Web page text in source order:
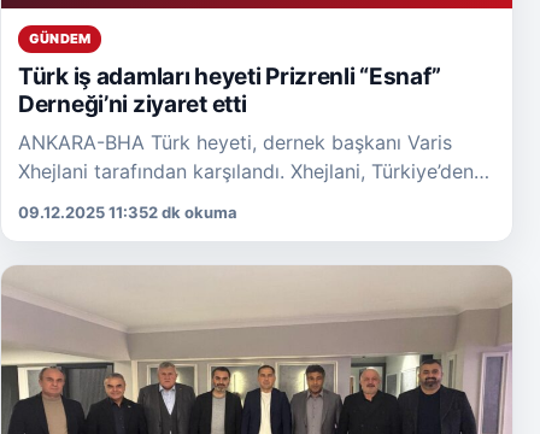
GÜNDEM
Türk iş adamları heyeti Prizrenli “Esnaf”
Derneği’ni ziyaret etti
ANKARA-BHA Türk heyeti, dernek başkanı Varis
Xhejlani tarafından karşılandı. Xhejlani, Türkiye’den
09.12.2025 11:352 dk okuma